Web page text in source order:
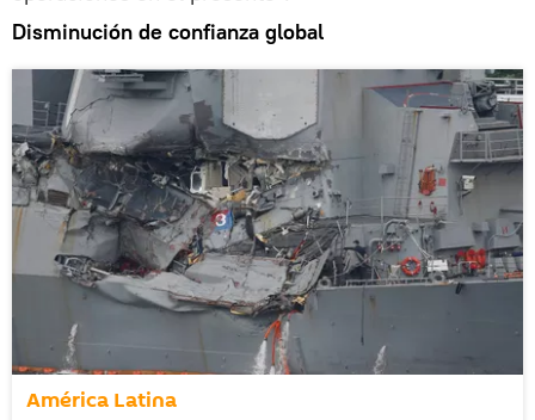
Disminución de confianza global
América Latina